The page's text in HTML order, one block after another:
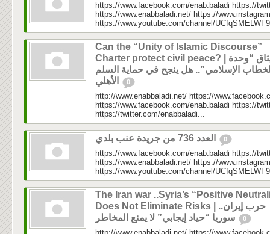
https://www.facebook.com/enab.baladi https://
https://www.enabbaladi.net/ https://
https://www.youtube.com/channel/
Can the “Unity of Islamic Discourse”
Charter protect civil peace? | ميثاق “وحدة
الإسلامي”.. هل ينجح في حماية السلم
0
http://www.enabbaladi.net/ https://
https://www.facebook.com/enab.baladi https://
https://twitter.com/enabbaladi...
0
https://www.facebook.com/enab.baladi https://
https://www.enabbaladi.net/ https://
https://www.youtube.com/channel/
The Iran war ..Syria’s “Positive
Does Not Eliminate Risks | حرب إيران..
0